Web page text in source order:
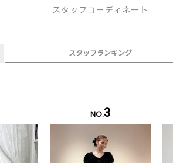
スタッフコーディネート
スタッフランキング
NO.3